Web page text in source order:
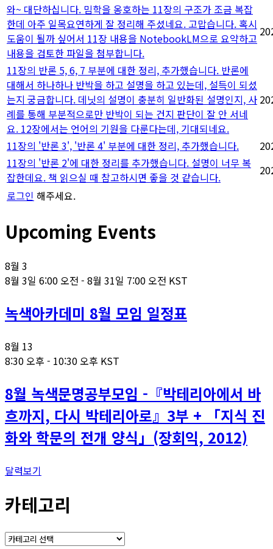
와~ 대단하십니다. 밈학을 옹호하는 11장의 구조가 조금 복잡
한데 아주 일목요연하게 잘 정리해 주셨네요. 고맙습니다. 혹시
도움이 될까 싶어서 11장 내용을 NotebookLM으로 요약하고
내용을 검토한 파일을 첨부합니다.
11장의 반론 5, 6, 7 부분에 대한 정리, 추가했습니다. 반론에
대해서 하나하나 반박을 하고 설명을 하고 있는데, 설득이 되셨
는지 궁금합니다. 데닛의 설명이 충분히 일반화된 설명인지, 사
례를 통해 부분적으로만 반박이 되는 건지 판단이 잘 안 서네
요. 12장에서는 언어의 기원을 다룬다는데, 기대되네요.
11장의 '반론 3', '반론 4' 부분에 대한 정리, 추가했습니다.
11장의 '반론 2'에 대한 정리를 추가했습니다. 설명이 너무 복
잡한데요. 책 읽으실 때 참고하시면 좋을 것 같습니다.
로그인 해주세요.
Upcoming Events
8월 3
8월 3일 6:00 오전 - 8월 31일 7:00 오전 KST
녹색아카데미 8월 모임 일정표
8월 13
8:30 오후 - 10:30 오후 KST
8월 녹색문명공부모임 -『박테리아에서 바
흐까지, 다시 박테리아로』3부 + 「지식 진
화와 학문의 전개 양식」(장회익, 2012)
달력보기
카테고리
카